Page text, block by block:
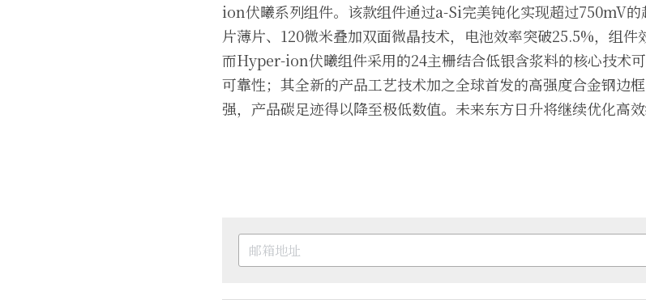
ion伏曦系列组件。该款组件通过a-Si完美钝化实现超过750mV
片薄片、120微米叠加双面微晶技术，电池效率突破25.5%，组件
而Hyper-ion伏曦组件采用的24主栅结合低银含浆料的核心技术
可靠性；其全新的产品工艺技术加之全球首发的高强度合金钢边
强，产品碳足迹得以降至极低数值。未来东方日升将继续优化高